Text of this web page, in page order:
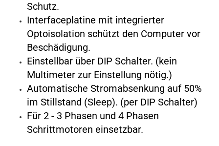
Schutz.
Interfaceplatine mit integrierter
Optoisolation schützt den Computer vor
Beschädigung.
Einstellbar über DIP Schalter. (kein
Multimeter zur Einstellung nötig.)
Automatische Stromabsenkung auf 50%
im Stillstand (Sleep). (per DIP Schalter)
Für 2 - 3 Phasen und 4 Phasen
Schrittmotoren einsetzbar.